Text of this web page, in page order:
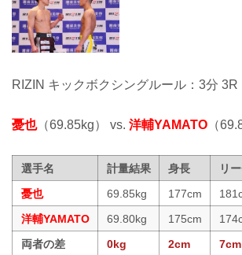
RIZIN キックボクシングルール：3分 3R
憂也（69.85kg） vs. 洋輔YAMATO （
選手名 計量結果 身長
リ
憂也
69.85kg 177cm
洋輔YAMATO
69.80kg 175cm
両者の差
0kg 2cm 7cm